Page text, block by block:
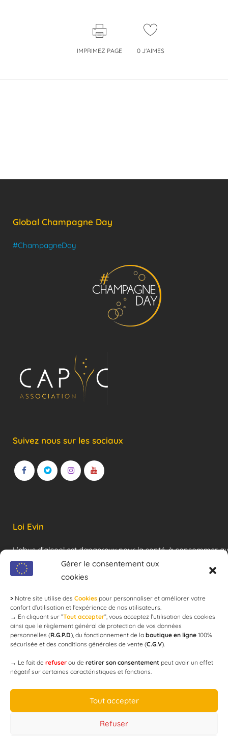
Gérer le consentement aux
cookies
> Notre site utilise des Cookies pour personnaliser et améliorer votre
confort d'utilisation et l’expérience de nos utilisateurs.
→ En cliquant sur ”Tout accepter”, vous acceptez l’utilisation des cookies
ainsi que le règlement général de protection de vos données
personnelles (R.G.P.D), du fonctionnement de la boutique en ligne 100%
sécurisée et des conditions générales de vente (C.G.V).
→ Le fait de refuser ou de retirer son consentement peut avoir un effet
négatif sur certaines caractéristiques et fonctions.
Tout accepter
Refuser
IMPRIMEZ PAGE 0J'AIMES
Global Champagne Day
#ChampagneDay
Suivez nous sur les sociaux
Loi Evin
L’abus d’alcool est dangereux pour la santé, à consommer
modération !
Newsletter
email